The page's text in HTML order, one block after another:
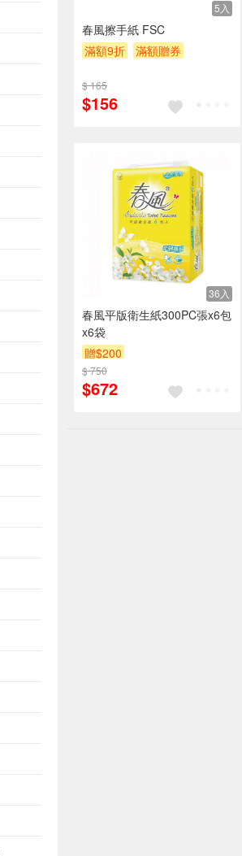
5入
春風擦手紙 FSC
滿額9折
滿額贈券
$ 165
$156
36入
春風平版衛生紙300PC張x6包
x6袋
贈$200
$ 750
$672